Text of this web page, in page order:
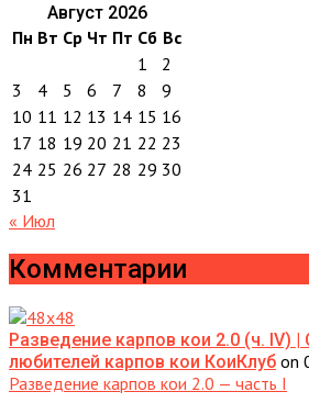
Август 2026
Пн Вт Ср Чт Пт Сб Вс
1
2
3
4 5 6 7 8
9
10 11 12 13 14 15 16
17 18 19 20 21 22 23
24 25 26 27 28 29 30
31
« Июл
Комментарии
Разведение карпов кои 2.0 (ч. IV)
любителей карпов кои КоиКлуб on
Разведение карпов кои 2.0 — часть I